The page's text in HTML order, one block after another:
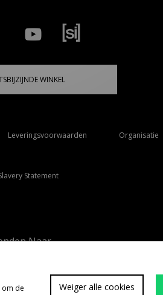
WINKEL
Leveringsvoorwaarden Organisatie
Statement
Naar
de
Weiger alle cookies